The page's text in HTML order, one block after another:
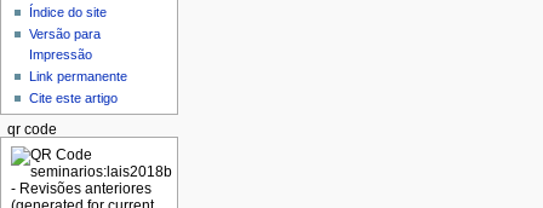
Índice do site
Versão para
Impressão
Link permanente
Cite este artigo
qr code